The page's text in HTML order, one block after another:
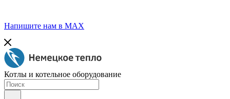
Напишите нам в МАХ
Котлы и котельное оборудование